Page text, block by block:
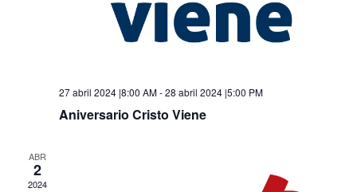
27 abril 2024 |8:00 AM-28 abril 2024 |5:00 PM
Aniversario Cristo Viene
ABR
2
2024